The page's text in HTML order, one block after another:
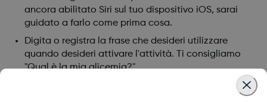
ancora abilitato Siri sul tuo dispositivo iOS, sarai
guidato a farlo come prima cosa.
Digita o registra la frase che desideri utilizzare
quando desideri attivare l'attività. Ti consigliamo
"Qual è la mia glicemia?".
Dopo aver impostato la frase, vedrai la frase. Qui